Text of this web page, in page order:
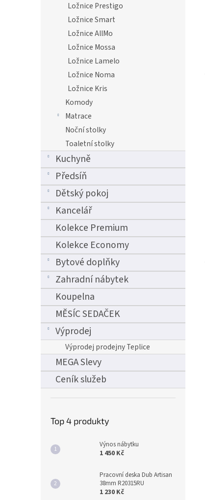
Ložnice Prestigo
Ložnice Smart
Ložnice AllMo
Ložnice Mossa
Ložnice Lamelo
Ložnice Noma
Ložnice Kris
Komody
Matrace
Noční stolky
Toaletní stolky
Kuchyně
Předsíň
Dětský pokoj
Kancelář
Kolekce Premium
Kolekce Economy
Bytové doplňky
Zahradní nábytek
Koupelna
MĚSÍC SEDAČEK
Výprodej
Výprodej prodejny Teplice
MEGA Slevy
Ceník služeb
Top 4 produkty
Výnos nábytku
1 450 Kč
Pracovní deska Dub Artisan
38mm R20315RU
1 230 Kč